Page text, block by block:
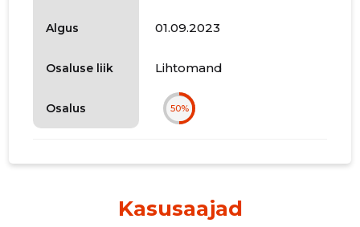
Algus
Osaluse liik
Osalus
01.09.2023
Lihtomand
50%
Kasusaajad